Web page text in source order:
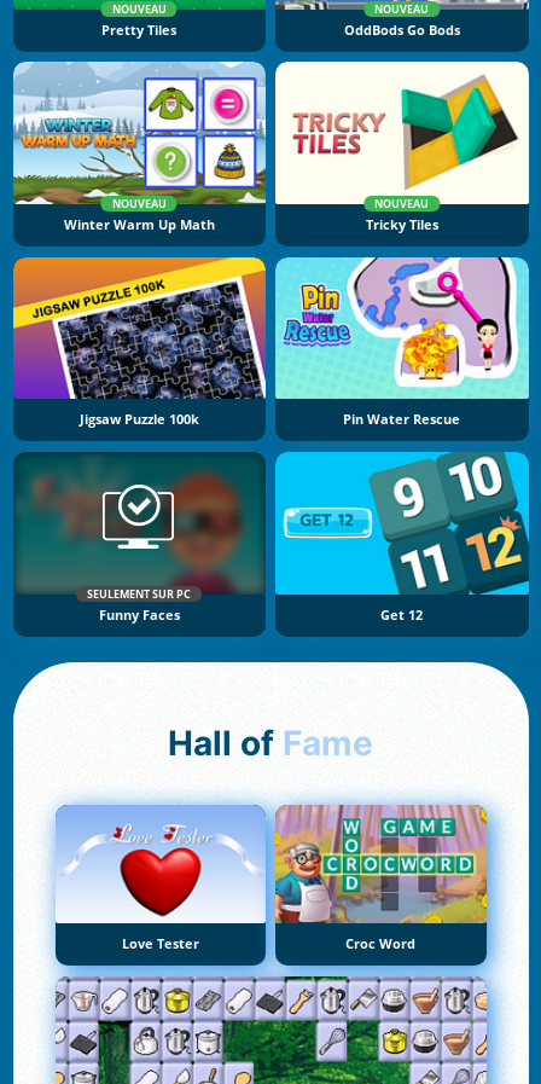
NOUVEAU
Pretty Tiles
NOUVEAU
OddBods Go Bods
NOUVEAU
Winter Warm Up Math
NOUVEAU
Tricky Tiles
Jigsaw Puzzle 100k Pin Water Rescue
SEULEMENT SUR PC
Funny Faces Get 12
Hall of Fame
Love Tester Croc Word